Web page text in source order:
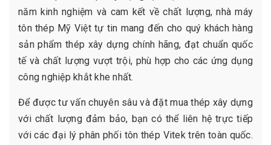
năm kinh nghiệm và cam kết về chất lượng, nhà máy
tôn thép Mỹ Việt tự tin mang đến cho quý khách hàng
sản phẩm thép xây dựng chính hãng, đạt chuẩn quốc
tế và chất lượng vượt trội, phù hợp cho các ứng dụng
công nghiệp khắt khe nhất.
Để được tư vấn chuyên sâu và đặt mua thép xây dựng
với chất lượng đảm bảo, bạn có thể liên hệ trực tiếp
với các đại lý phân phối tôn thép Vitek trên toàn quốc.